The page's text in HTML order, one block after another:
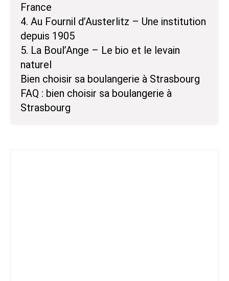
France
4. Au Fournil d’Austerlitz – Une institution
depuis 1905
5. La Boul’Ange – Le bio et le levain
naturel
Bien choisir sa boulangerie à Strasbourg
FAQ : bien choisir sa boulangerie à
Strasbourg